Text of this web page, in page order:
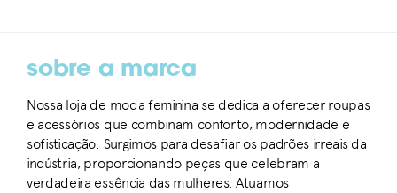
sobre a marca
Nossa loja de moda feminina se dedica a oferecer roupas
e acessórios que combinam conforto, modernidade e
sofisticação. Surgimos para desafiar os padrões irreais da
indústria, proporcionando peças que celebram a
verdadeira essência das mulheres. Atuamos